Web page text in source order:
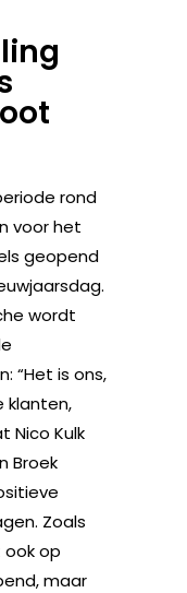
rond
voor het
geopend
wordt
“Het is ons,
klanten,
Nico Kulk
Broek
Zoals
op
maar